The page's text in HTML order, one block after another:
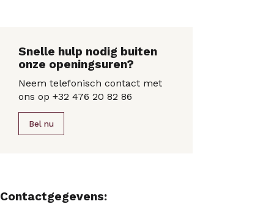
Contactgegevens:
Snelle hulp nodig buiten
onze openingsuren?
Neem telefonisch contact met
ons op +32 476 20 82 86
Bel nu